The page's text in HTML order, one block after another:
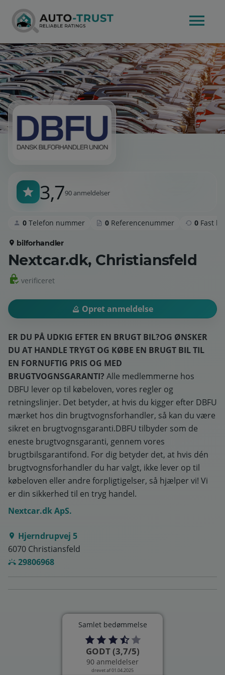
3,790 anmeldelser
0 Telefon nummer 0 Referencenummer 0 Fast
bilforhandler
Nextcar.dk, Christiansfeld
verificeret
Opret anmeldelse
ER DU PÅ UDKIG EFTER EN BRUGT BIL?OG ØNSKER
DU AT HANDLE TRYGT OG KØBE EN BRUGT BIL TIL
EN FORNUFTIG PRIS OG MED
BRUGTVOGNSGARANTI? Alle medlemmerne hos
DBFU lever op til købeloven, vores regler og
retningslinjer. Det betyder, at hvis du kigger efter DBFU
mærket hos din brugtvognsforhandler, så kan du være
sikret en brugtvognsgaranti.DBFU tilbyder som de
eneste brugtvognsgaranti, gennem vores
brugtbilsgarantifond. For dig betyder det, at hvis dén
brugtvognsforhandler du har valgt, ikke lever op til
købeloven eller andre forpligtigelser, så hjælper vi! Vi
er din sikkerhed til en tryg handel.
Nextcar.dk ApS.
Hjerndrupvej 5
6070 Christiansfeld
29806968
Samlet bedømmelse
GODT (3,7/5)
90 anmeldelser
drevet af 01.04.2025